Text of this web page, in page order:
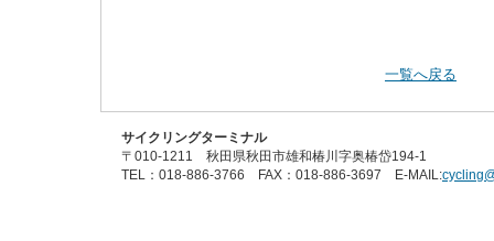
一覧へ戻る
サイクリングターミナル
〒010-1211 秋田県秋田市雄和椿川字奥椿岱194-1
TEL：018-886-3766 FAX：018-886-3697 E-MAIL: